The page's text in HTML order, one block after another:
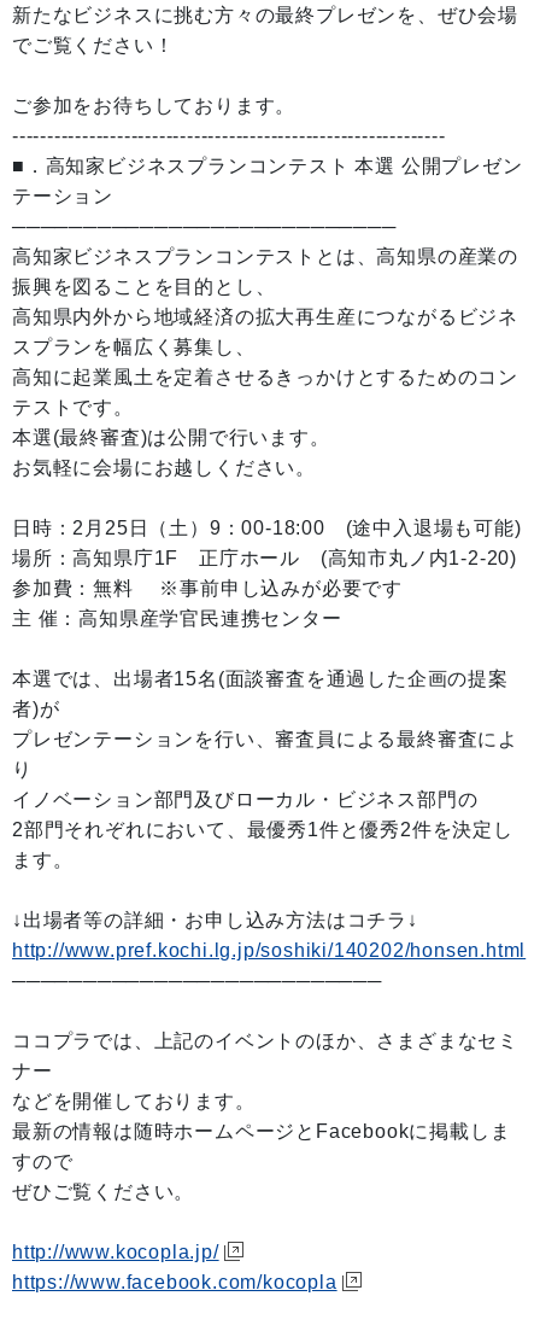
新たなビジネスに挑む方々の最終プレゼンを、ぜひ会場
でご覧ください！
ご参加をお待ちしております。
--------------------------------------------------------------
■．高知家ビジネスプランコンテスト 本選 公開プレゼン
テーション
───────────────────────────
高知家ビジネスプランコンテストとは、高知県の産業の
振興を図ることを目的とし、
高知県内外から地域経済の拡大再生産につながるビジネ
スプランを幅広く募集し、
高知に起業風土を定着させるきっかけとするためのコン
テストです。
本選(最終審査)は公開で行います。
お気軽に会場にお越しください。
日時：2月25日（土）9：00-18:00 (途中入退場も可能)
場所：高知県庁1F 正庁ホール (高知市丸ノ内1-2-20)
参加費：無料 ※事前申し込みが必要です
主 催：高知県産学官民連携センター
本選では、出場者15名(面談審査を通過した企画の提案
者)が
プレゼンテーションを行い、審査員による最終審査によ
り
イノベーション部門及びローカル・ビジネス部門の
2部門それぞれにおいて、最優秀1件と優秀2件を決定し
ます。
↓出場者等の詳細・お申し込み方法はコチラ↓
http://www.pref.kochi.lg.jp/soshiki/140202/honsen.html
──────────────────────────
ココプラでは、上記のイベントのほか、さまざまなセミ
ナー
などを開催しております。
最新の情報は随時ホームページとFacebookに掲載しま
すので
ぜひご覧ください。
http://www.kocopla.jp/
https://www.facebook.com/kocopla